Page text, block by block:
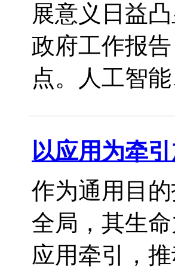
展意义日益
政府工作报
点。人工智
以应用为牵
作为通用目
全局，其生
应用牵引，